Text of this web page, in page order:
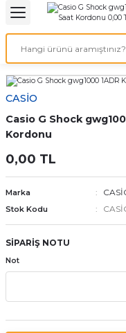
Geri
& ELEKTİRİK
Geri
ve Cihaz Pilleri
ÇEŞİTLERİ
ÇEŞİTLERİ
ÇEŞİTLERİ
Geri
Geri
Kordon Çeşitleri
kordonları
Kordonları
Kordonu
saat kordonu
Kordonları
CASİO
Casio G Shock
Kordonu
0,00 TL
Marka
Stok Kodu
SİPARİŞ NOTU
Not